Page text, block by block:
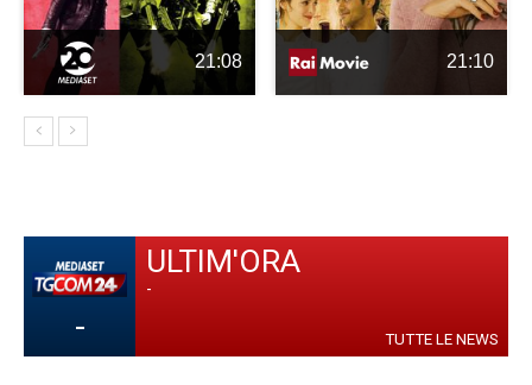
21:08 21:10
-
ULTIM'ORA
-
TUTTE LE NEWS